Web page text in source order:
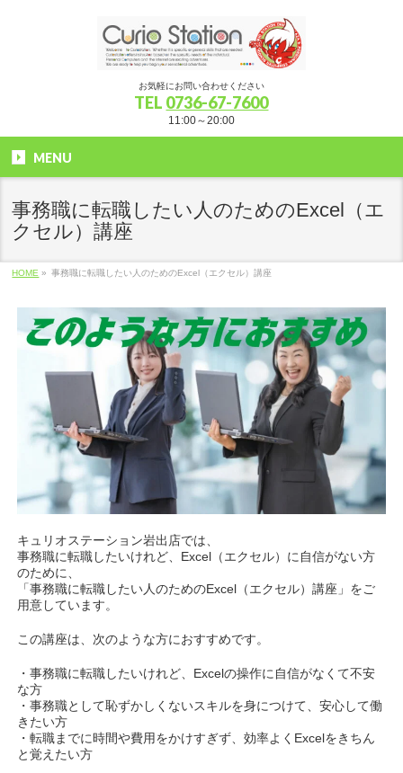
お気軽にお問い合わせください
TEL 0736-67-7600
11:00～20:00
MENU
事務職に転職したい人のためのExcel（エ
クセル）講座
HOME » 事務職に転職したい人のためのExcel（エクセル）講座
キュリオステーション岩出店では、
事務職に転職したいけれど、Excel（エクセル）に自信がない方
のために、
「事務職に転職したい人のためのExcel（エクセル）講座」をご
用意しています。
この講座は、次のような方におすすめです。
・事務職に転職したいけれど、Excelの操作に自信がなくて不安
な方
・事務職として恥ずかしくないスキルを身につけて、安心して働
きたい方
・転職までに時間や費用をかけすぎず、効率よくExcelをきちん
と覚えたい方